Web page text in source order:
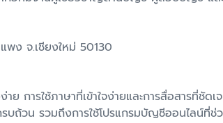
ง จ.เชียงใหม่ 50130
าย การใช้ภาษาที่เข้าใจง่ายและการสื่อสารที่ชัด
ถ้วน รวมถึงการใช้โปรแกรมบัญชีออนไลน์ที่ช่